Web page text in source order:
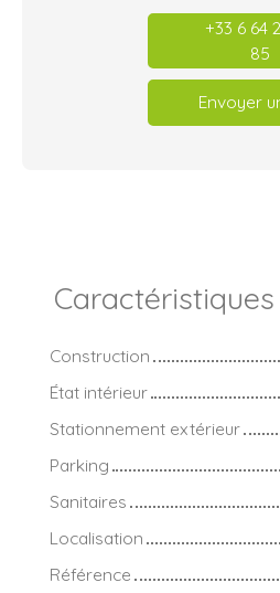
+33 6 64
85
Envoyer
Caractéristiques
Construction
État intérieur
Stationnement extérieur
Parking
Sanitaires
Localisation
Référence